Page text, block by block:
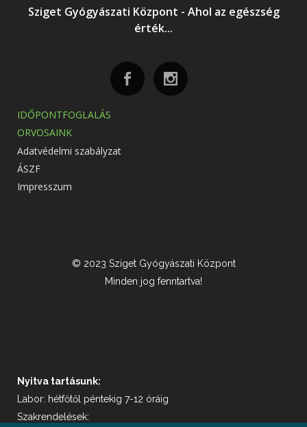
Sziget Gyógyászati Központ - Ahol az egészség
érték...
IDŐPONTFOGLALÁS
ORVOSAINK
Adatvédelmi szabályzat
ÁSZF
Impresszum
© 2023 Sziget Gyógyászati Központ
Minden jog fenntartva!
Nyitva tartásunk:
Labor: hétfőtől péntekig 7-12 óráig
Szakrendelések: